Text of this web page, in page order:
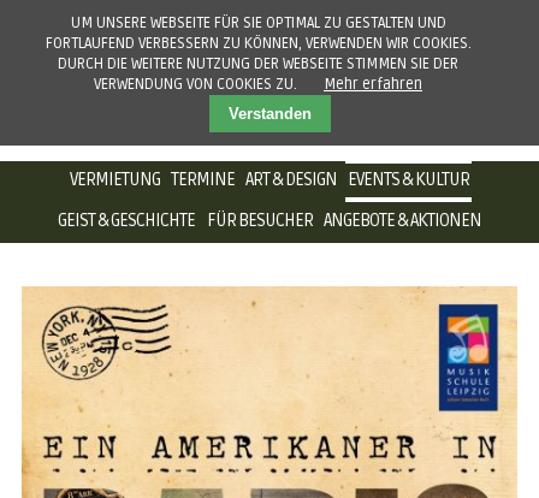
NAVIGATION
ÜBERSPRINGEN
VERMIETUNG TERMINE ART & DESIGN
EVENTS & KULTUR
GEIST & GESCHICHTE
FÜR BESUCHER ANGEBOTE & AKTIONEN
UM UNSERE WEBSEITE FÜR SIE OPTIMAL ZU GESTALTEN UND
FORTLAUFEND VERBESSERN ZU KÖNNEN, VERWENDEN WIR COOKIES.
DURCH DIE WEITERE NUTZUNG DER WEBSEITE STIMMEN SIE DER
VERWENDUNG VON COOKIES ZU.
Mehr erfahren
Verstanden